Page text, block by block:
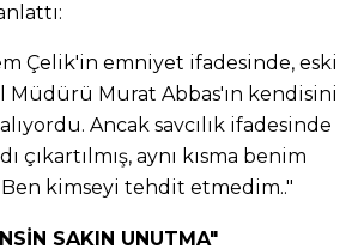
Çelik'in emniyet ifadesinde, eski
Müdürü Murat Abbas'ın kendisini
Ancak savcılık ifadesinde
çıkartılmış, aynı kısma benim
kimseyi tehdit etmedim.."
SAKIN UNUTMA"